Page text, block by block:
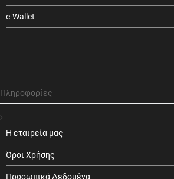
e-Wallet
Πληροφορίες
Η εταιρεία μας
Όροι Χρήσης
Προσωπικά Δεδομένα